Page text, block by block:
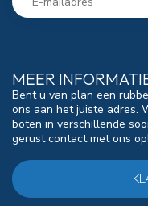
MEER
Bent u van plan een
ons aan het juiste adres.
boten in verschillende
gerust contact met ons op!